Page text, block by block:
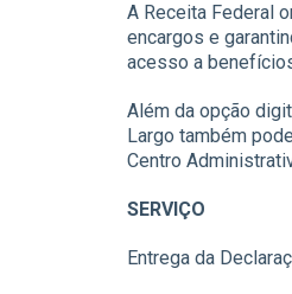
A Receita Federal
encargos e
acesso a
Além da opção
Largo também
Centro
SERVIÇO
Entrega da